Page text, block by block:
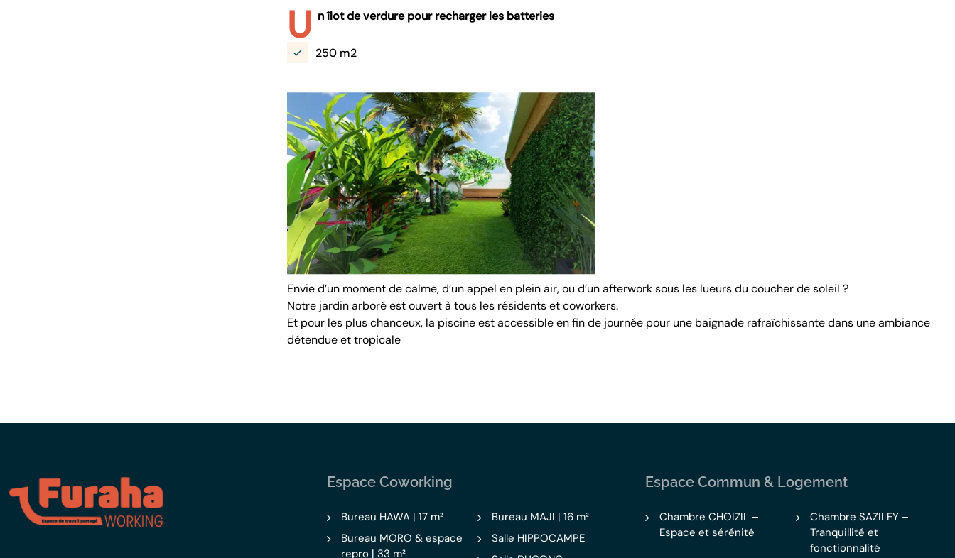
U n îlot de verdure pour recharger les batteries
250 m2
Envie d’un moment de calme, d’un appel en plein air, ou d’un afterwork sous les lueurs du coucher de soleil ?
Notre jardin arboré est ouvert à tous les résidents et coworkers.
Et pour les plus chanceux, la piscine est accessible en fin de journée pour une baignade rafraîchissante dans une ambiance
détendue et tropicale
Espace Coworking
Bureau HAWA | 17 m²
Bureau MAJI | 16 m²
Bureau MORO & espace
repro | 33 m²
Salle HIPPOCAMPE
Espace Commun & Logement
Chambre CHOIZIL –
Espace et sérénité
Chambre SAZILEY –
Tranquillité et
fonctionnalité